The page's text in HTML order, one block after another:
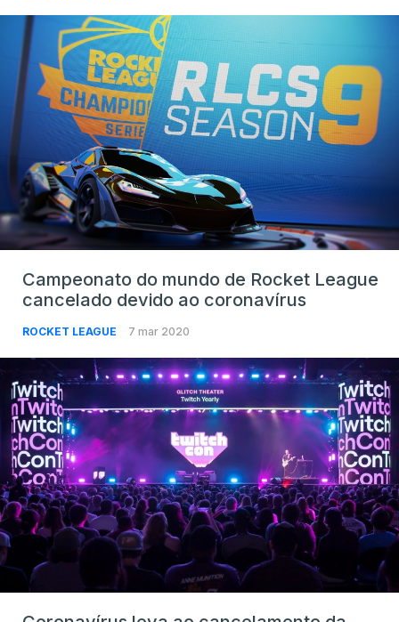
Campeonato do mundo de Rocket League
cancelado devido ao coronavírus
ROCKET LEAGUE 7 mar 2020